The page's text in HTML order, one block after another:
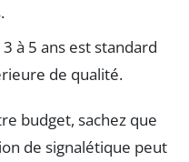
à 5 ans est standard
de qualité.
budget, sachez que
de signalétique peut